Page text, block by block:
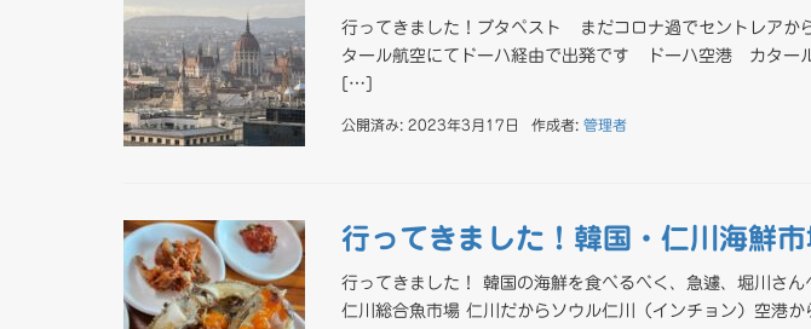
行ってきました！ブタペスト まだコロナ過でセントレアか
タール航空にてドーハ経由で出発です ドーハ空港 カター
[…]
公開済み: 2023年3月17日 作成者: 管理者
行ってきました！韓国・仁川海鮮市
行ってきました！ 韓国の海鮮を食べるべく、急遽、堀川さ
仁川総合魚市場 仁川だからソウル仁川（インチョン）空